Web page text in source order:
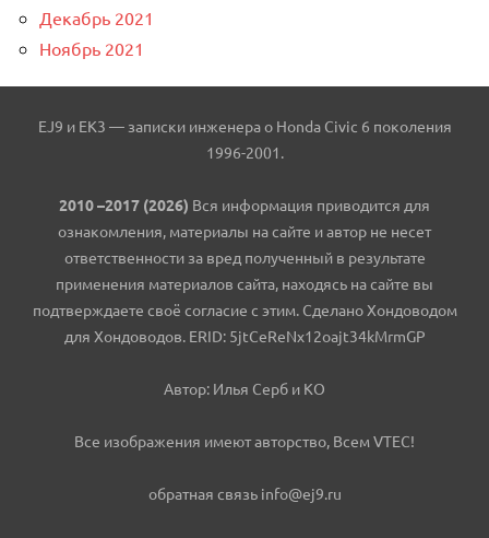
Декабрь 2021
Ноябрь 2021
EJ9 и EK3 — записки инженера о Honda Civic 6 поколения
1996-2001.
2010 –2017 (2026) Вся информация приводится для
ознакомления, материалы на сайте и автор не несет
ответственности за вред полученный в результате
применения материалов сайта, находясь на сайте вы
подтверждаете своё согласие с этим. Сделано Хондоводом
для Хондоводов. ERID: 5jtCeReNx12oajt34kMrmGP
Автор: Илья Серб и КО
Все изображения имеют авторство, Всем VTEC!
обратная связь info@ej9.ru